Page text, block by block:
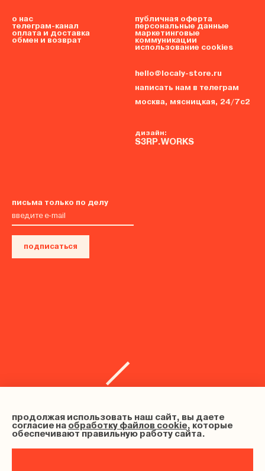
письма только по делу
подписаться
о нас
телеграм-канал
оплата и доставка
обмен и возврат
публичная оферта
персональные данные
маркетинговые
коммуникации
использование cookies
hello@localy-store.ru
написать нам в телеграм
москва, мясницкая, 24/7с2
дизайн:
S3RP.WORKS
продолжая использовать наш сайт, вы даете
согласие на обработку файлов cookie, которые
обеспечивают правильную работу сайта.